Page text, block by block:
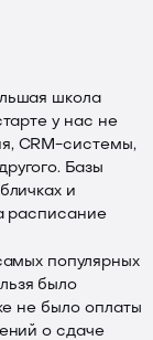
школа
у нас не
CRM-системы,
Базы
и
расписание
популярных
было
не было оплаты
о сдаче